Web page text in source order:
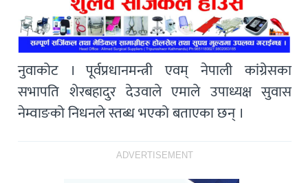
नुवाकोट । पूर्वप्रधानमन्त्री एवम् नेपाली कांग्रेसका
सभापति शेरबहादुर देउवाले एमाले उपाध्यक्ष सुवास
नेम्वाङको निधनले स्तब्ध भएको बताएका छन् ।
ADVERTISEMENT